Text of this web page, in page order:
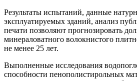
Результаты испытаний, данные
эксплуатируемых зданий, анализ
печати позволяют прогнозировать
минераловатного волокнистого
не менее 25 лет.
Выполненные исследования
способности пенополистирольных